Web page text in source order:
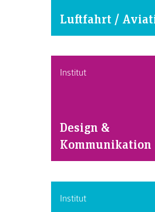
Luftfahrt /
Institut
Design &
Kommunikation
Institut